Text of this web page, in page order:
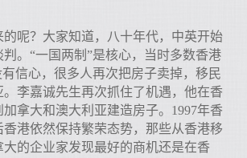
的呢？大家知道，八十年代，中英开始
。“一国两制”是核心，当时多数香港
有信心，很多人再次把房子卖掉，移民
李嘉诚先生再次抓住了机遇，他在香
拿大和澳大利亚建造房子。1997年香
港依然保持繁荣态势，那些从香港移
大的企业家发现最好的商机还是在香